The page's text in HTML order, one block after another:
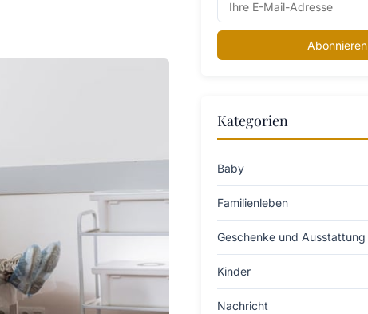
Abonnieren
Kategorien
Baby
Familienleben
Geschenke und Ausstattung
Kinder
Nachricht